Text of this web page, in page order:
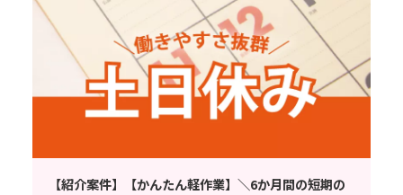
【紹介案件】【かんたん軽作業】＼6か月間の短期の